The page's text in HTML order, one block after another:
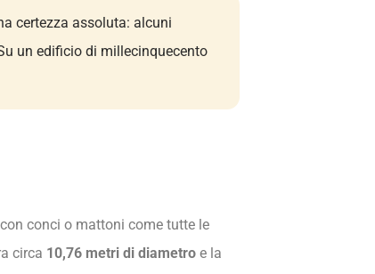
certezza assoluta: alcuni
un edificio di millecinquecento
conci o mattoni come tutte le
circa 10,76 metri di diametro e la